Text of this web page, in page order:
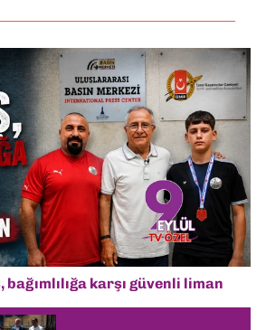
bağımlılığa karşı güvenli liman